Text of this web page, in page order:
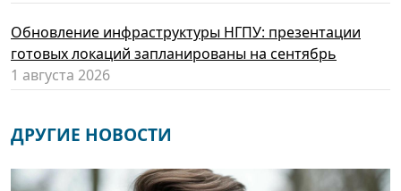
Обновление инфраструктуры НГПУ: презентации
готовых локаций запланированы на сентябрь
1 августа 2026
ДРУГИЕ НОВОСТИ